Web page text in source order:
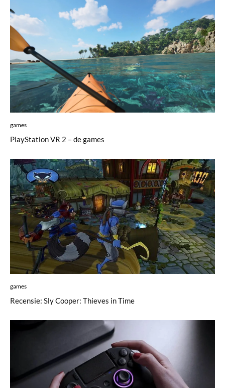
games
PlayStation VR 2 – de games
games
Recensie: Sly Cooper: Thieves in Time